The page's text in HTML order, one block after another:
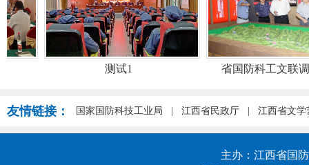
测试1 省国防科工文联调
友情链接： 国家国防科技工业局 江西省民政厅 江西省文学
主办：江西省国